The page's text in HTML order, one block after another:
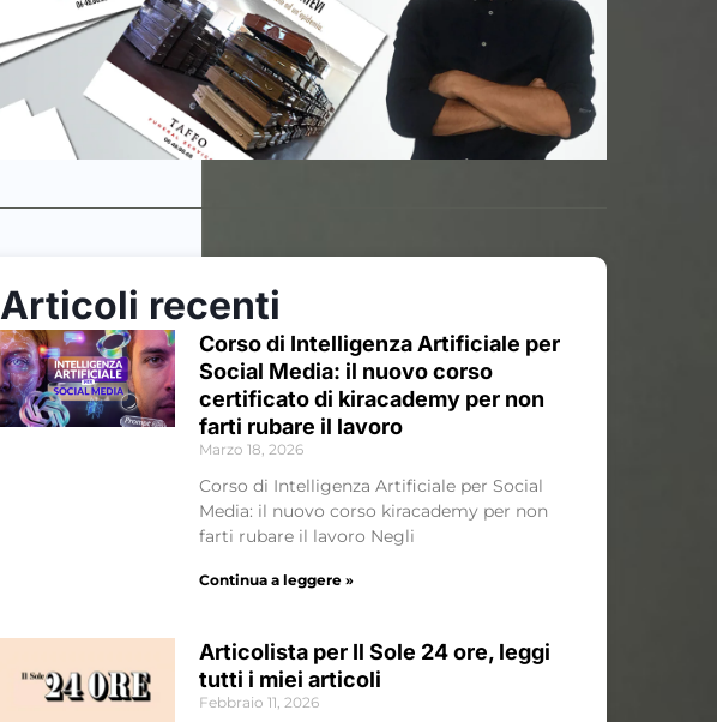
Articoli recenti
Corso di Intelligenza Artificiale per
Social Media: il nuovo corso
certificato di kiracademy per non
farti rubare il lavoro
Marzo 18, 2026
Corso di Intelligenza Artificiale per Social
Media: il nuovo corso kiracademy per non
farti rubare il lavoro Negli
Continua a leggere »
Articolista per Il Sole 24 ore, leggi
tutti i miei articoli
Febbraio 11, 2026